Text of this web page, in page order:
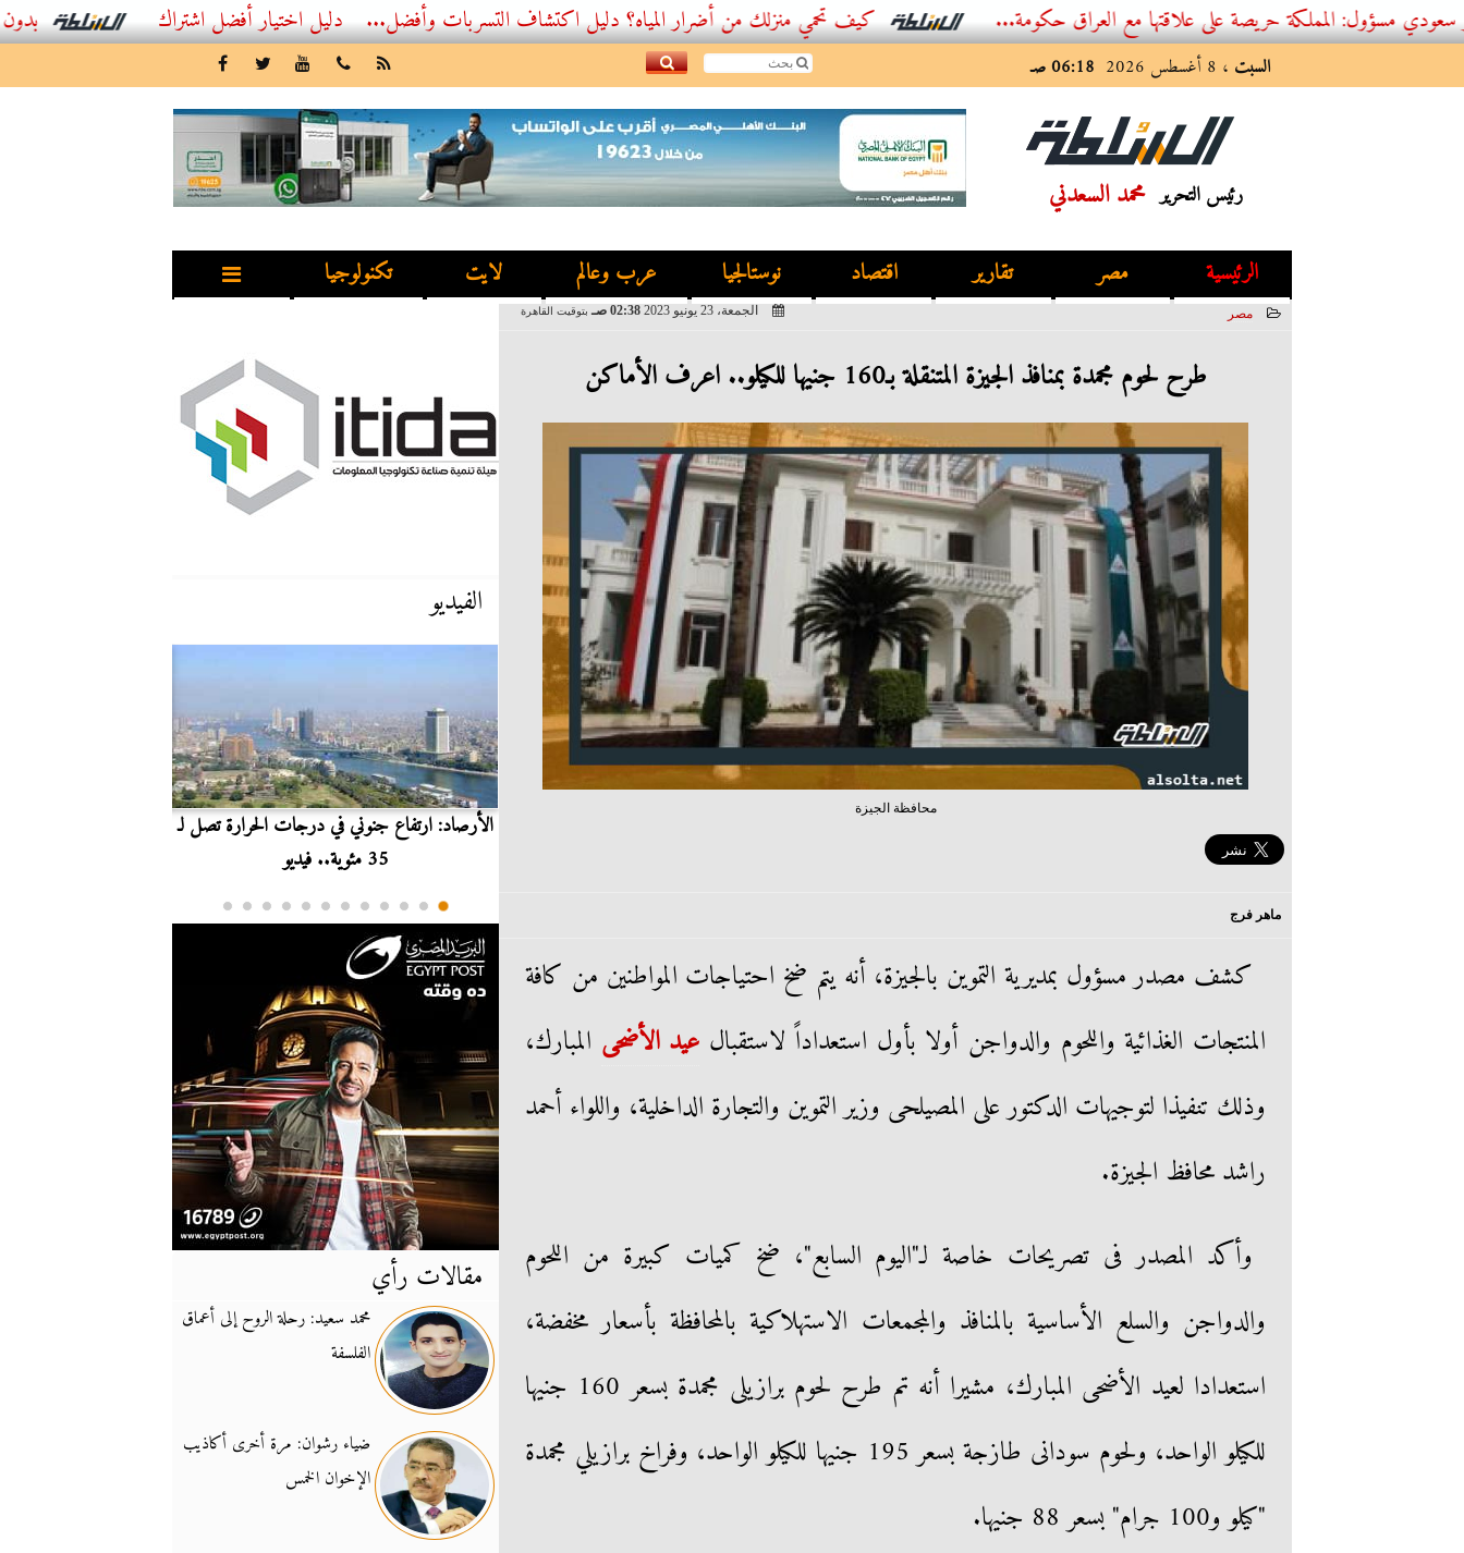
أفضل اشتراك IPTV بدون تقطيع 2026 – دليل المشاهد العصري المملكة حريصة على علاقتها مع العراق حكومة... كيف تحمي منزلك من أضرار المياه؟ دليل اكتشاف التسربات وأفضل...
السبت ، 8 أغسطس 2026 06:18 صـ
رئيس التحرير محمد السعدني
الرئيسية مصر تقارير اقتصاد نوستالجيا عرب وعالم لايت تكنولوجيا
مصر الجمعة، 23 يونيو 2023 02:38 صـ بتوقيت القاهرة
طرح لحوم مجمدة بمنافذ الجيزة المتنقلة بـ160 جنيها للكيلو.. اعرف الأماكن
محافظة الجيزة
ماهر فرج
كشف مصدر مسؤول بمديرية التموين بالجيزة، أنه يتم ضخ احتياجات المواطنين من كافة
المنتجات الغذائية واللحوم والدواجن أولا بأول استعداداً لاستقبال عيد الأضحى المبارك،
وذلك تنفيذا لتوجيهات الدكتور على المصيلحى وزير التموين والتجارة الداخلية، واللواء أحمد
راشد محافظ الجيزة.
وأكد المصدر فى تصريحات خاصة لـ"اليوم السابع"، ضخ كميات كبيرة من اللحوم
والدواجن والسلع الأساسية بالمنافذ والمجمعات الاستهلاكية بالمحافظة بأسعار مخفضة،
استعدادا لعيد الأضحى المبارك، مشيرا أنه تم طرح لحوم برازيلى مجمدة بسعر 160 جنيها
للكيلو الواحد، ولحوم سودانى طازجة بسعر 195 جنيها للكيلو الواحد، وفراخ برازيلي مجمدة
"كيلو و100 جرام" بسعر 88 جنيها.
الفيديو
الأرصاد: ارتفاع جنوني في درجات الحرارة تصل لـ
35 مئوية.. فيديو
مقالات رأي
محمد سعيد: رحلة الروح إلى أعماق
الفلسفة
ضياء رشوان: مرة أخرى أكاذيب
الإخوان الخمس